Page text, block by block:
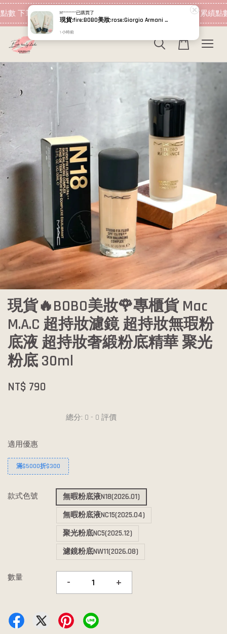
下筆消費即可折抵 現在去購物！ 加入會員 消費即可累績點
現貨🔥BOBO美妝🌹專櫃貨 Mac
M.A.C 超持妝濾鏡 超持妝無瑕粉
底液 超持妝奢緞粉底精華 聚光
粉底 30ml
NT$ 790
總分: 0 - 0 評價
適用優惠
滿$5000折$300
款式色號
無暇粉底液N18(2026.01)
無暇粉底液NC15(2025.04)
聚光粉底NC5(2025.12)
濾鏡粉底NW11(2026.08)
數量 - +
M*********已購買了
現貨:fire:BOBO美妝:rose:Giorgio Armani 高訂完美絲絨水慕斯粉底PRO 5ml 超持妝絲絨水慕斯 小樣 GA
1 小時前